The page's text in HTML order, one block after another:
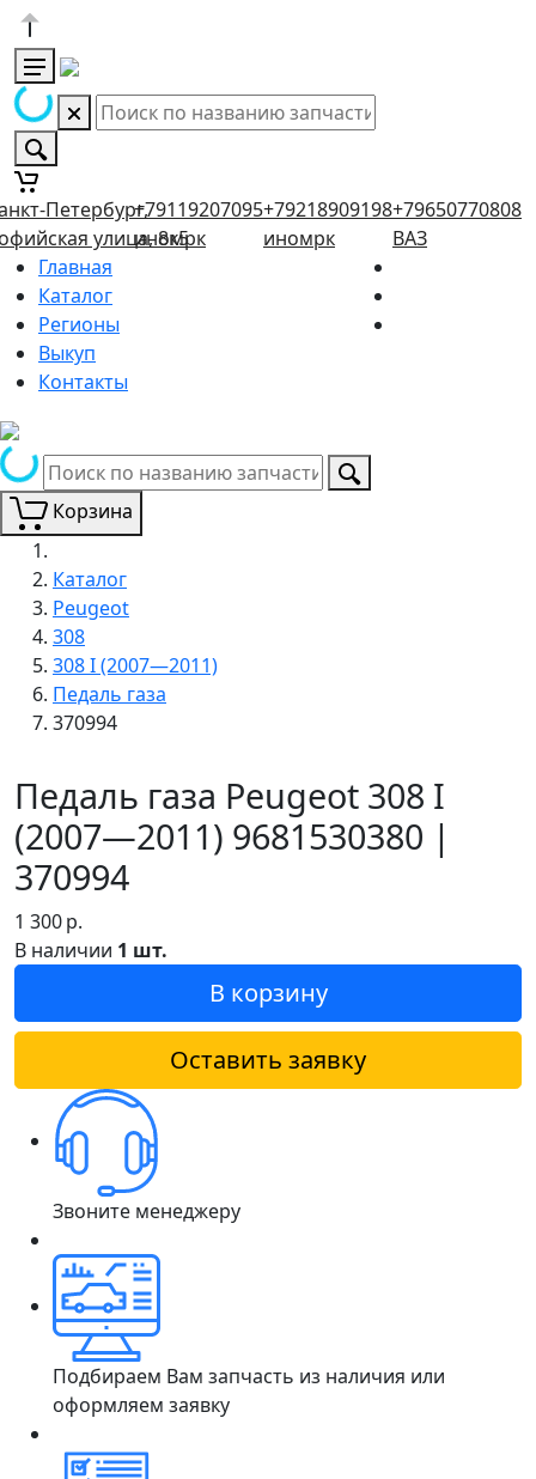
Петербург,
улица, 8к5
+79119207095
иномрк
+79218909198
иномрк
+79650770808
ВАЗ
Главная
Каталог
Регионы
Выкуп
Контакты
Корзина
Каталог
Peugeot
308
308 I (2007—2011)
Педаль газа
370994
Педаль газа Peugeot 308 I
(2007—2011) 9681530380 |
370994
1 300р.
В наличии 1 шт.
В корзину
Оставить заявку
Звоните менеджеру
Подбираем Вам запчасть из наличия или
оформляем заявку